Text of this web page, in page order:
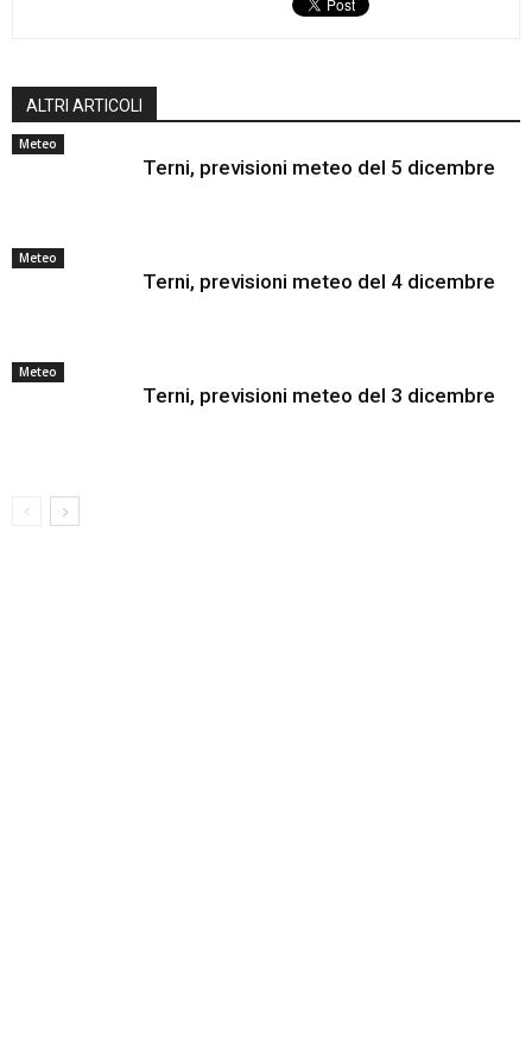
ALTRI ARTICOLI
Meteo
Terni, previsioni meteo del 5 dicembre
Meteo
Terni, previsioni meteo del 4 dicembre
Meteo
Terni, previsioni meteo del 3 dicembre